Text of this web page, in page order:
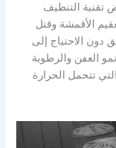
تقنية التنظيف
الأقمشة وقتل
دون الاحتياج إلى
العفن والرطوبة
تتحمل الحرارة